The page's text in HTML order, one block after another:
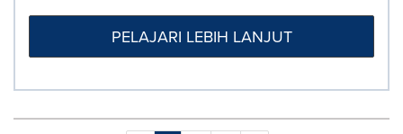
PELAJARI LEBIH LANJUT